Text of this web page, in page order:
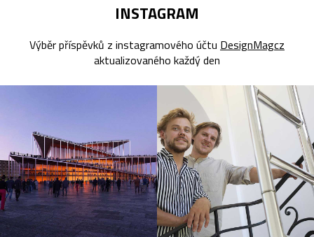
INSTAGRAM
Výběr příspěvků z instagramového účtu DesignMagcz
aktualizovaného každý den